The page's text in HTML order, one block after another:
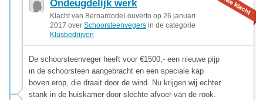
Ondeugdelijk werk
Klacht van BernardodeLouverto op 26 januari
2017 over Schoorsteenvegers in de categorie
Klusbedrijven
De schoorsteenveger heeft voor €1500,- een nieuwe pijp
in de schoorsteen aangebracht en een speciale kap
boven erop, die draait door de wind. Nu krijgen wij echter
stank in de huiskamer door slechte afvoer van de rook.